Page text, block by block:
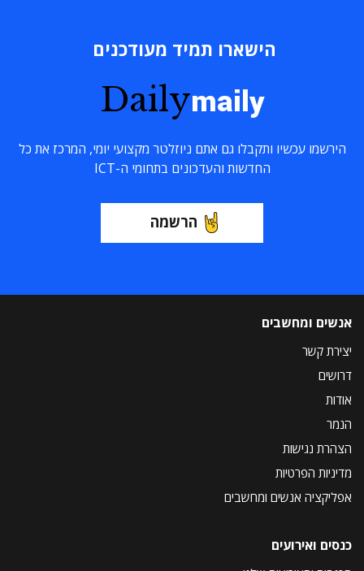
הישארו תמיד מעודכנים
Dailymaily
הירשמו עכשיו ותקבלו גם אתם ניוזלטר מקצועי יומי, המרכז את כל
החדשות והעדכונים בתחומי ה-ICT
הרשמה
אנשים ומחשבים
יצירת קשר
דרושים
אודות
הנמר
הצהרת נגישות
מדיניות הפרטיות
אפליקציה אנשים ומחשבים
כנסים ואירועים